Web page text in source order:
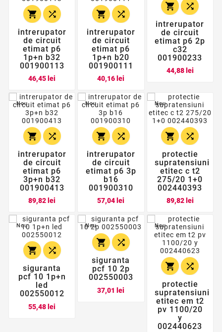
 
intrerupator
de circuit
etimat p6
1p+n b32
001900113
46,45 lei
 
intrerupator
de circuit
etimat p6
1p+n b20
001900111
40,16 lei
 
intrerupator
de circuit
etimat p6 2p
c32
001900233
44,88 leiPret
Nou
 
intrerupator
de circuit
etimat p6
3p+n b32
001900413
89,82 lei
Nou
 
intrerupator
de circuit
etimat p6 3p
b16
001900310
57,04 lei
Nou
 
protectie
supratensiuni
etitec c t2
275/20 1+0
002440393
89,82 leiPret
Nou
 
siguranta
pcf 10 1p+n
led
002550012
55,48 lei
Nou
 
siguranta
pcf 10 2p
002550003
37,01 lei
Nou
 
protectie
supratensiuni
etitec em t2
pv 1100/20
y
002440623